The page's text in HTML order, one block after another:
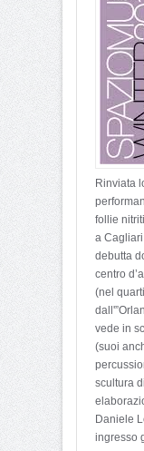
Rinviata
follie
a
debutta
centro
(nel
vede in
(suoi
scultura
Daniele
ingresso